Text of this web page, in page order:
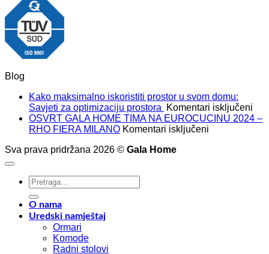
Blog
Kako maksimalno iskoristiti prostor u svom domu:
Savjeti za optimizaciju prostora
Komentari isključeni
OSVRT GALA HOME TIMA NA EUROCUCINU 2024 –
RHO FIERA MILANO Komentari isključeni
Sva prava pridržana 2026 © Gala Home
Pretraži:
O nama
Uredski namještaj
Ormari
Komode
Radni stolovi